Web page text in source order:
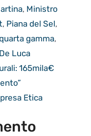
, Ministro
, Piana del Sel,
gamma,
Luca
165mila€
Etica